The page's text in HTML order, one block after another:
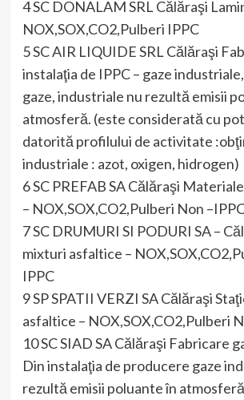
4 SC DONALAM SRL Călăraşi
NOX,SOX,CO2,Pulberi IPPC
5 SC AIR LIQUIDE SRL Călăraşi
instalaţia de IPPC – gaze
gaze, industriale nu rezultă emisii
atmosferă. (este considerată cu
datorită profilului de activitate
industriale : azot, oxigen, hidrogen)
6 SC PREFAB SA Călăraşi
– NOX,SOX,CO2,Pulberi Non
7 SC DRUMURI SI PODURI SA –
mixturi asfaltice –
IPPC
9 SP SPATII VERZI SA Călăraşi
asfaltice – NOX,SOX,CO2,Pulberi
10 SC SIAD SA Călăraşi Fabricare
Din instalaţia de producere gaze
rezultă emisii poluante în